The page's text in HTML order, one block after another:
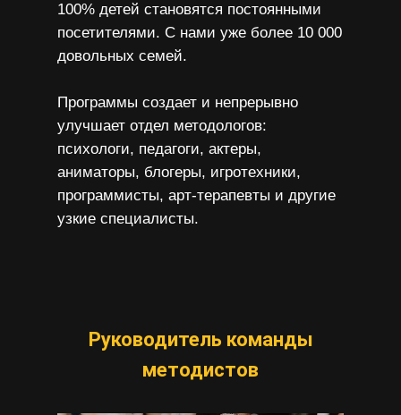
100% детей становятся постоянными
посетителями. С нами уже более 10 000
довольных семей.
Программы создает и непрерывно
улучшает отдел методологов:
психологи, педагоги, актеры,
аниматоры, блогеры, игротехники,
программисты, арт-терапевты и другие
узкие специалисты.
Руководитель команды
методистов